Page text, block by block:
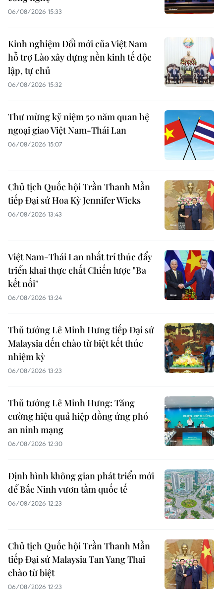
06/08/2026 15:33
Kinh nghiệm Đổi mới của Việt Nam
hỗ trợ Lào xây dựng nền kinh tế độc
lập, tự chủ
06/08/2026 15:32
Thư mừng kỷ niệm 50 năm quan hệ
ngoại giao Việt Nam-Thái Lan
06/08/2026 15:07
Chủ tịch Quốc hội Trần Thanh Mẫn
tiếp Đại sứ Hoa Kỳ Jennifer Wicks
06/08/2026 13:43
Việt Nam-Thái Lan nhất trí thúc đẩy
triển khai thực chất Chiến lược "Ba
kết nối"
06/08/2026 13:24
Thủ tướng Lê Minh Hưng tiếp Đại sứ
Malaysia đến chào từ biệt kết thúc
nhiệm kỳ
06/08/2026 13:23
Thủ tướng Lê Minh Hưng: Tăng
cường hiệu quả hiệp đồng ứng phó
an ninh mạng
06/08/2026 12:30
Định hình không gian phát triển mới
để Bắc Ninh vươn tầm quốc tế
06/08/2026 12:23
Chủ tịch Quốc hội Trần Thanh Mẫn
tiếp Đại sứ Malaysia Tan Yang Thai
chào từ biệt
06/08/2026 12:23